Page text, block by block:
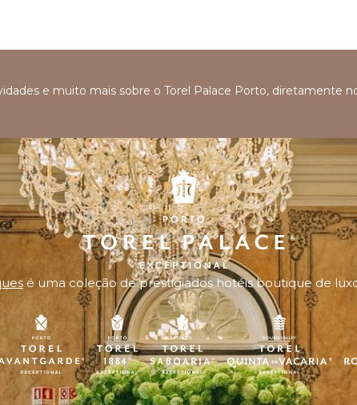
e muito mais sobre o Torel Palace Porto, diretamente
é uma coleção de prestigiados hotéis boutique de